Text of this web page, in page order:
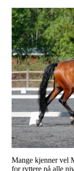
Mange kjenner vel
for ryttere på alle